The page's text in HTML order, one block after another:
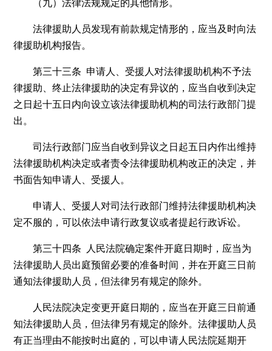
（九）法律法规规定的其他情形。
法律援助人员发现有前款规定情形的，应当及时向法
律援助机构报告。
第三十三条 申请人、受援人对法律援助机构不予法
律援助、终止法律援助的决定有异议的，应当自收到决定
之日起十五日内向设立该法律援助机构的司法行政部门提
出。
司法行政部门应当自收到异议之日起五日内作出维持
法律援助机构决定或者责令法律援助机构改正的决定，并
书面告知申请人、受援人。
申请人、受援人对司法行政部门维持法律援助机构决
定不服的，可以依法申请行政复议或者提起行政诉讼。
第三十四条 人民法院确定案件开庭日期时，应当为
法律援助人员出庭预留必要的准备时间，并在开庭三日前
通知法律援助人员，但法律另有规定的除外。
人民法院决定变更开庭日期的，应当在开庭三日前通
知法律援助人员，但法律另有规定的除外。法律援助人员
有正当理由不能按时出庭的，可以申请人民法院延期开